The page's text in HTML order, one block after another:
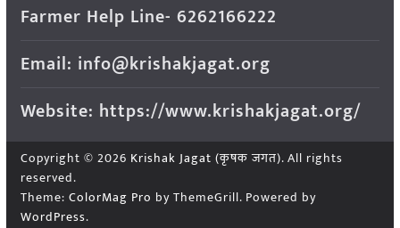
Farmer Help Line- 6262166222
Email: info@krishakjagat.org
Website: https://www.krishakjagat.org/
Copyright © 2026 Krishak Jagat (कृषक जगत). All rights
reserved.
Theme: ColorMag Pro by ThemeGrill. Powered by
WordPress.